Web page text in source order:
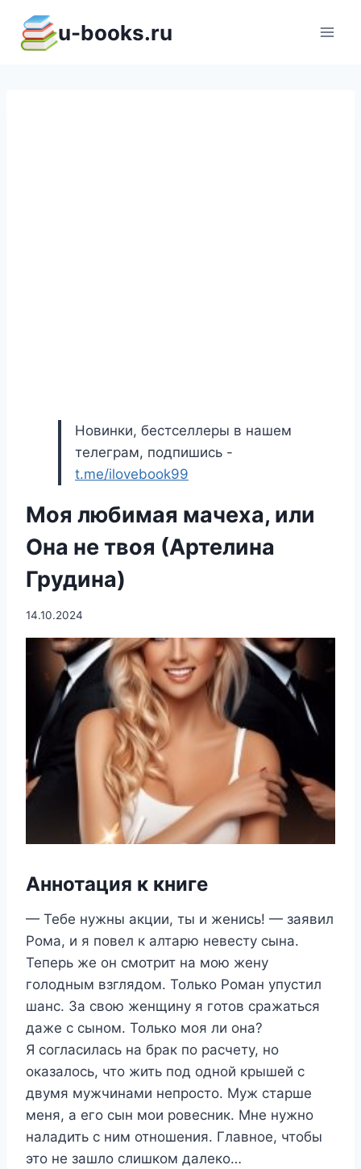
содержимому
u-books.ru
Новинки, бестселлеры в нашем
телеграм, подпишись -
t.me/ilovebook99
Моя любимая мачеха, или
Она не твоя (Артелина
Грудина)
14.10.2024
Аннотация к книге
— Тебе нужны акции, ты и женись! — заявил
Рома, и я повел к алтарю невесту сына.
Теперь же он смотрит на мою жену
голодным взглядом. Только Роман упустил
шанс. За свою женщину я готов сражаться
даже с сыном. Только моя ли она?
Я согласилась на брак по расчету, но
оказалось, что жить под одной крышей с
двумя мужчинами непросто. Муж старше
меня, а его сын мои ровесник. Мне нужно
наладить с ним отношения. Главное, чтобы
это не зашло слишком далеко…